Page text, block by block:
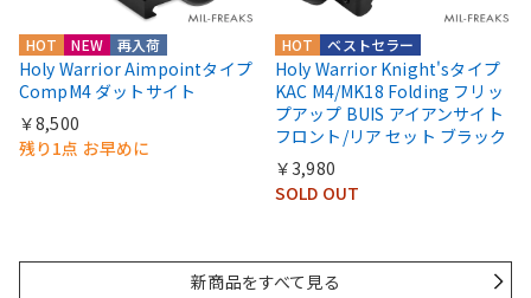
HOT NEW 再入荷
Holy Warrior Aimpointタイプ
CompM4 ダットサイト
￥8,500
残り1点 お早めに
HOT ベストセラー
Holy Warrior Knight'sタイプ
KAC M4/MK18 Folding フリッ
プアップ BUIS アイアンサイト
フロント/リア セット ブラック
￥3,980
SOLD OUT
新商品をすべて見る